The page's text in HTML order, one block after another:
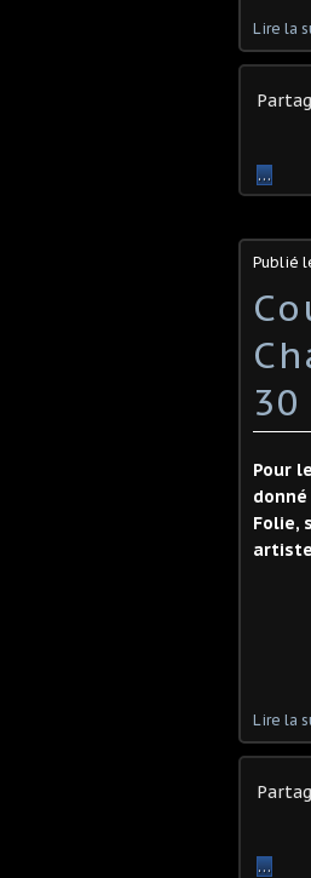
Lire la
…
Publié
Pour
Folie,
Lire la
…